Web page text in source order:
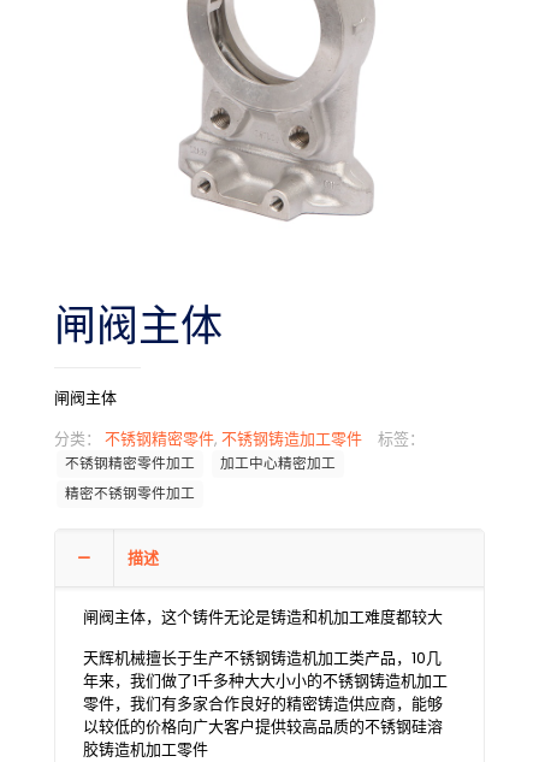
闸阀主体
闸阀主体
分类： 不锈钢精密零件, 不锈钢铸造加工零件 标签：
不锈钢精密零件加工
加工中心精密加工
精密不锈钢零件加工
描述
闸阀主体，这个铸件无论是铸造和机加工难度都较大
天辉机械擅长于生产不锈钢铸造机加工类产品，10几
年来，我们做了1千多种大大小小的不锈钢铸造机加工
零件，我们有多家合作良好的精密铸造供应商，能够
以较低的价格向广大客户提供较高品质的不锈钢硅溶
胶铸造机加工零件